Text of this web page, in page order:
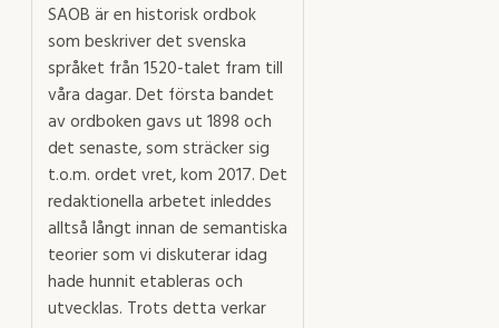
SAOB är en historisk ordbok
som beskriver det svenska
språket från 1520-talet fram till
våra dagar. Det första bandet
av ordboken gavs ut 1898 och
det senaste, som sträcker sig
t.o.m. ordet vret, kom 2017. Det
redaktionella arbetet inleddes
alltså långt innan de semantiska
teorier som vi diskuterar idag
hade hunnit etableras och
utvecklas. Trots detta verkar